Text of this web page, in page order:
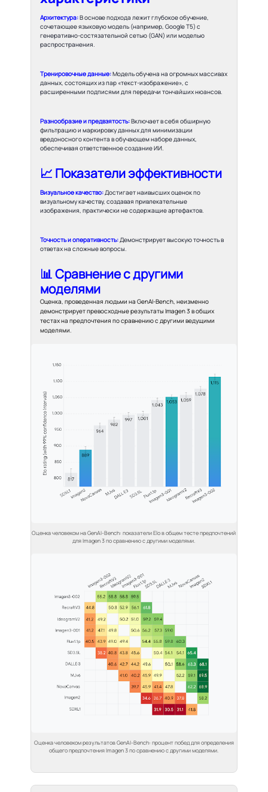
Архитектура:В основе подхода лежит глубокое обучение,
сочетающее языковую модель (например, Google T5) с
генеративно-состязательной сетью (GAN) или моделью
распространения.
Тренировочные данные:Модель обучена на огромных массивах
данных, состоящих из пар «текст-изображение», с
расширенными подписями для передачи тончайших нюансов.
Разнообразие и предвзятость:Включает в себя обширную
фильтрацию и маркировку данных для минимизации
вредоносного контента в обучающем наборе данных,
обеспечивая ответственное создание ИИ.
📈 Показатели эффективности
Визуальное качество:Достигает наивысших оценок по
визуальному качеству, создавая привлекательные
изображения, практически не содержащие артефактов.
Точность и оперативность:Демонстрирует высокую точность в
ответах на сложные вопросы.
📊 Сравнение с другими
моделями
Оценка, проведенная людьми на GenAI-Bench, неизменно
демонстрирует превосходные результаты Imagen 3 в общих
тестах на предпочтения по сравнению с другими ведущими
моделями.
Оценка человеком на GenAI-Bench: показатели Elo в общем тесте предпочтений
для Imagen 3 по сравнению с другими моделями.
Оценка человеком результатов GenAI-Bench: процент побед для определения
общего предпочтения Imagen 3 по сравнению с другими моделями.